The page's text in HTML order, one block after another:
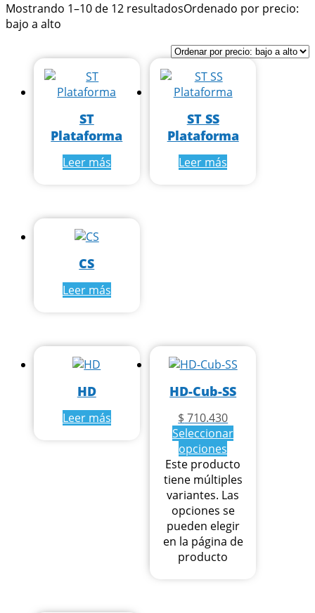
Mostrando 1–10 de 12 resultadosOrdenado por precio:
bajo a alto
ST
Plataforma
Leer más
ST SS
Plataforma
Leer más
CS
Leer más
HD
Leer más
HD-Cub-SS
$ 710.430
Seleccionar
opciones
Este producto
tiene múltiples
variantes. Las
opciones se
pueden elegir
en la página de
producto